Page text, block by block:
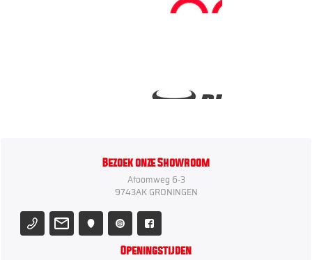
Bezoek onze Showroom
Atoomweg 6-3
9743AK GRONINGEN
Openingstijden